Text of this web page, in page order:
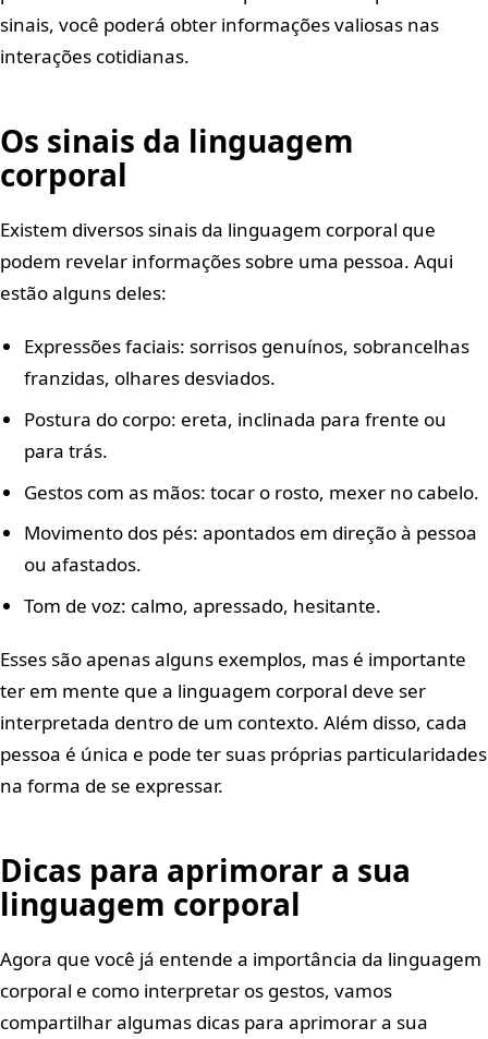
sinais, você poderá obter informações valiosas nas
interações cotidianas.
Os sinais da linguagem
corporal
Existem diversos sinais da linguagem corporal que
podem revelar informações sobre uma pessoa. Aqui
estão alguns deles:
Expressões faciais: sorrisos genuínos, sobrancelhas
franzidas, olhares desviados.
Postura do corpo: ereta, inclinada para frente ou
para trás.
Gestos com as mãos: tocar o rosto, mexer no cabelo.
Movimento dos pés: apontados em direção à pessoa
ou afastados.
Tom de voz: calmo, apressado, hesitante.
Esses são apenas alguns exemplos, mas é importante
ter em mente que a linguagem corporal deve ser
interpretada dentro de um contexto. Além disso, cada
pessoa é única e pode ter suas próprias particularidades
na forma de se expressar.
Dicas para aprimorar a sua
linguagem corporal
Agora que você já entende a importância da linguagem
corporal e como interpretar os gestos, vamos
compartilhar algumas dicas para aprimorar a sua